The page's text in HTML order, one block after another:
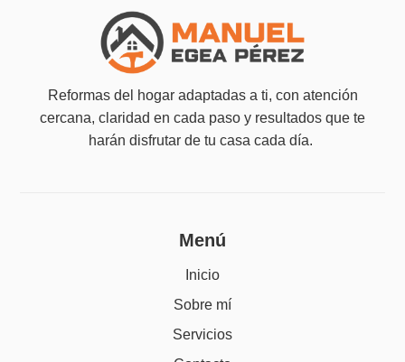
Reformas del hogar adaptadas a ti, con atención
cercana, claridad en cada paso y resultados que te
harán disfrutar de tu casa cada día.
Menú
Inicio
Sobre mí
Servicios